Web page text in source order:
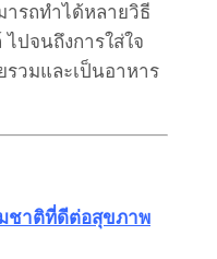
ารถทำได้หลายวิธี
ปจนถึงการใส่ใจ
วมและเป็นอาหาร
ชาติที่ดีต่อสุขภาพ